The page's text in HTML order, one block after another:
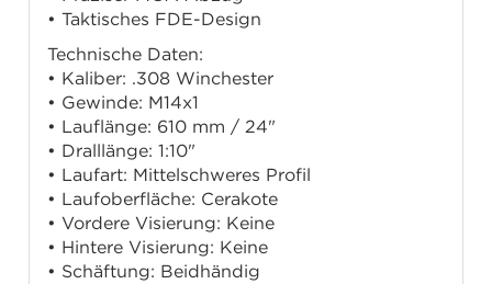
• Taktisches FDE-Design
Technische Daten:
• Kaliber: .308 Winchester
• Gewinde: M14x1
• Lauflänge: 610 mm / 24"
• Dralllänge: 1:10"
• Laufart: Mittelschweres Profil
• Laufoberfläche: Cerakote
• Vordere Visierung: Keine
• Hintere Visierung: Keine
• Schäftung: Beidhändig